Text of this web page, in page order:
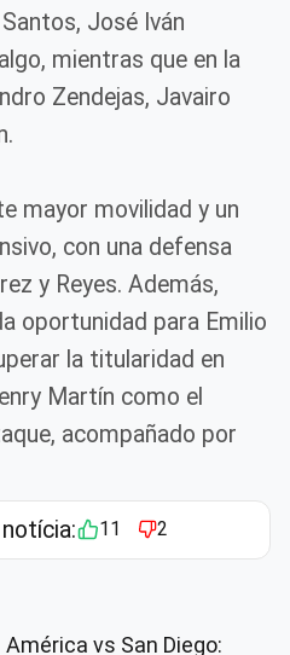
José Iván
mientras que en la
Zendejas, Javairo
mayor movilidad y un
con una defensa
y Reyes. Además,
oportunidad para Emilio
la titularidad en
Martín como el
acompañado por
11 2
América vs San Diego: